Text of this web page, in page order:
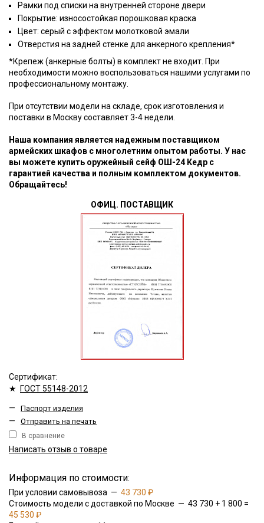
Рамки под списки на внутренней стороне двери
Покрытие: износостойкая порошковая краска
Цвет: серый с эффектом молотковой эмали
Отверстия на задней стенке для анкерного крепления*
*Крепеж (анкерные болты) в комплект не входит. При
необходимости можно воспользоваться нашими услугами по
профессиональному монтажу.
При отсутствии модели на складе, срок изготовления и
поставки в Москву составляет 3-4 недели.
Наша компания является надежным поставщиком
армейских шкафов с многолетним опытом работы. У нас
вы можете купить оружейный сейф ОШ-24 Кедр с
гарантией качества и полным комплектом документов.
Обращайтесь!
ОФИЦ. ПОСТАВЩИК
Сертификат:
★ ГОСТ 55148-2012
— Паспорт изделия
— Отправить на печать
В сравнение
Написать отзыв о товаре
Информация по стоимости:
При условии самовывоза — 43 730 ₽
Стоимость модели с доставкой по Москве — 43 730 + 1 800 =
45 530 ₽